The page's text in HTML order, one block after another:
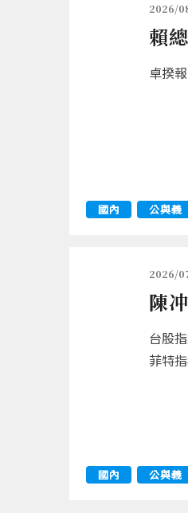
2026/
賴
卓揆
國內 公與義
2026/
陳
台股
菲特
國內 公與義